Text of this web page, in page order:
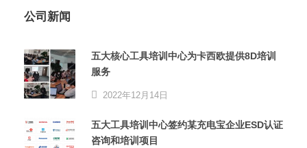
公司新闻
五大核心工具培训中心为卡西欧提供8D培训
服务
2022年12月14日
五大工具培训中心签约某充电宝企业ESD认证
咨询和培训项目